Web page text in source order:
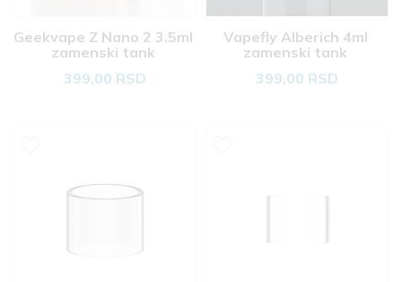
Geekvape Z Nano 2 3.5ml
zamenski tank
399,00 RSD
Vapefly Alberich 4ml
zamenski tank
399,00 RSD